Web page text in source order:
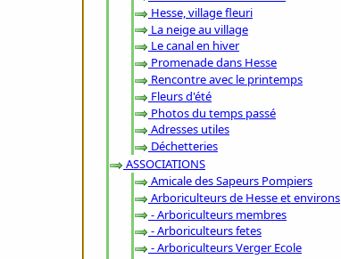
Hesse, village fleuri
La neige au village
Le canal en hiver
Promenade dans Hesse
Rencontre avec le printemps
Fleurs d'été
Photos du temps passé
Adresses utiles
Déchetteries
ASSOCIATIONS
Amicale des Sapeurs Pompiers
Arboriculteurs de Hesse et environs
- Arboriculteurs membres
- Arboriculteurs fetes
- Arboriculteurs Verger Ecole